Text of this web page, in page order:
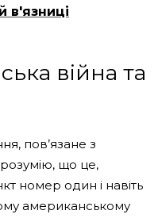
в'язниці
війна та
пов’язане з
що це,
номер один і навіть
американському